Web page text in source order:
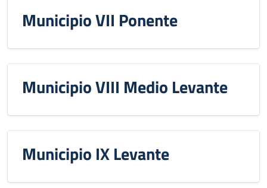
Municipio VII Ponente
Municipio VIII Medio Levante
Municipio IX Levante